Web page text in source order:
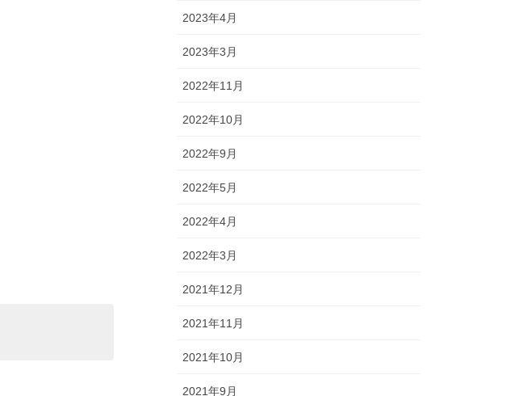
2023年4月
2023年3月
2022年11月
2022年10月
2022年9月
2022年5月
2022年4月
2022年3月
2021年12月
2021年11月
2021年10月
2021年9月